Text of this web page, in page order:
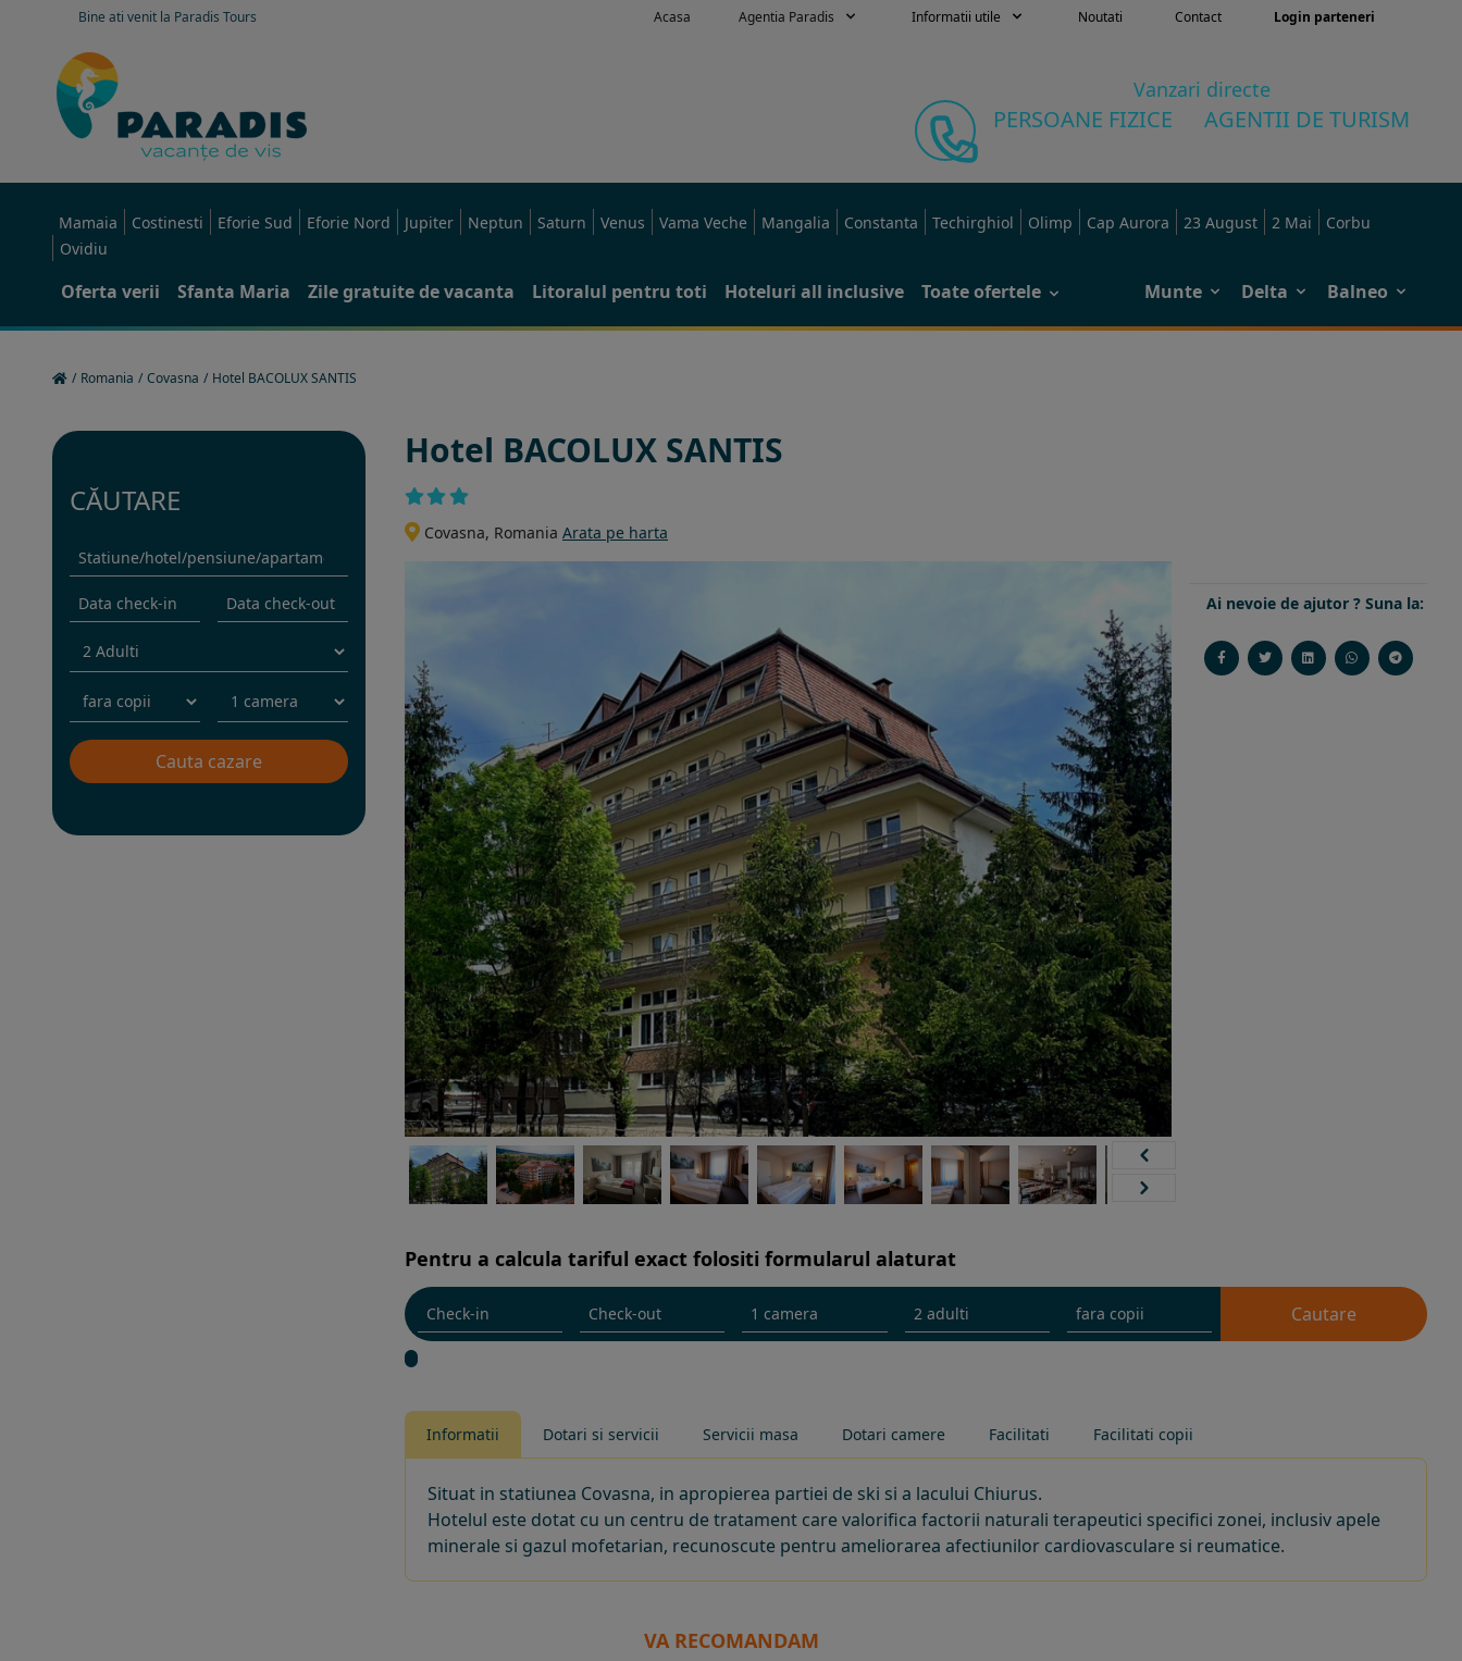
Bine ati venit la Paradis Tours Acasa Agentia Paradis Informatii utile Noutati Contact Login parteneri
Vanzari directe
PERSOANE FIZICE AGENTII DE TURISM
Mamaia Costinesti Eforie Sud Eforie Nord Jupiter Neptun Saturn Venus Vama Veche Mangalia Constanta Techirghiol Olimp Cap Aurora 23 August 2 Mai
Corbu
Ovidiu
Oferta verii Sfanta Maria Zile gratuite de vacanta Litoralul pentru toti Hoteluri all inclusive Toate ofertele Munte Delta Balneo
/ Romania / Covasna / Hotel BACOLUX SANTIS
CĂUTARE
Hotel BACOLUX SANTIS
Covasna, Romania Arata pe harta
Ai nevoie de ajutor ? Suna la:
Pentru a calcula tariful exact folositi formularul alaturat
Cautare
Informatii Dotari si servicii Servicii masa Dotari camere Facilitati Facilitati copii
Situat in statiunea Covasna, in apropierea partiei de ski si a lacului Chiurus.
Hotelul este dotat cu un centru de tratament care valorifica factorii naturali terapeutici specifici zonei, inclusiv apele
minerale si gazul mofetarian, recunoscute pentru ameliorarea afectiunilor cardiovasculare si reumatice.
VA RECOMANDAM